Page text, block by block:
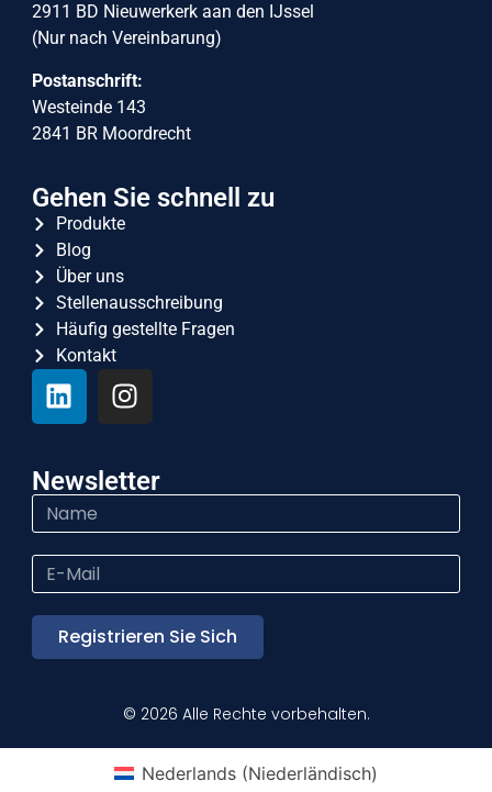
2911 BD Nieuwerkerk aan den IJssel
(Nur nach Vereinbarung)
Postanschrift:
Westeinde 143
2841 BR Moordrecht
Gehen Sie schnell zu
Produkte
Blog
Über uns
Stellenausschreibung
Häufig gestellte Fragen
Kontakt
Newsletter
Registrieren Sie Sich
© 2026 Alle Rechte vorbehalten.
Nederlands(Niederländisch)